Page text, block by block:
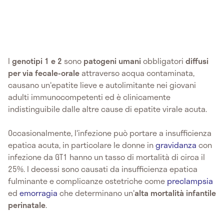
I genotipi 1 e 2 sono patogeni umaniobbligatori diffusi
per via fecale-orale attraverso acqua contaminata,
causano un'epatite lieve e autolimitante nei giovani
adulti immunocompetenti ed è clinicamente
indistinguibile dalle altre cause di epatite virale acuta.
Occasionalmente, l'infezione può portare a insufficienza
epatica acuta, in particolare le donne ingravidanza con
infezione da GT1 hanno un tasso di mortalità di circa il
25%. I decessi sono causati da insufficienza epatica
fulminante e complicanze ostetriche come preclampsia
ed emorragia che determinano un'alta mortalità infantile
perinatale.